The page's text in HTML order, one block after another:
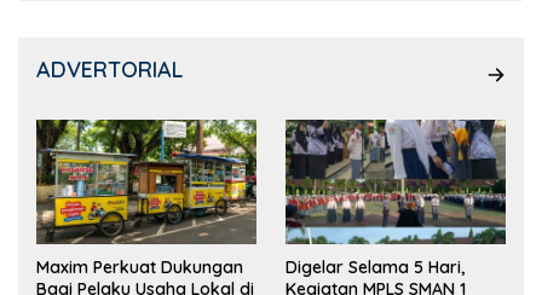
ADVERTORIAL
Maxim Perkuat Dukungan
Bagi Pelaku Usaha Lokal di
Digelar Selama 5 Hari,
Kegiatan MPLS SMAN 1